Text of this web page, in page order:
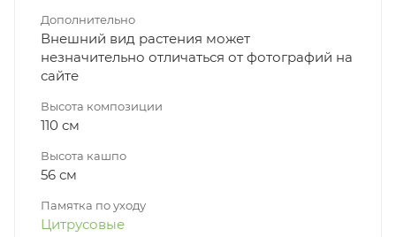
Дополнительно
Внешний вид растения может
незначительно отличаться от фотографий на
сайте
Высота композиции
110 см
Высота кашпо
56 см
Памятка по уходу
Цитрусовые